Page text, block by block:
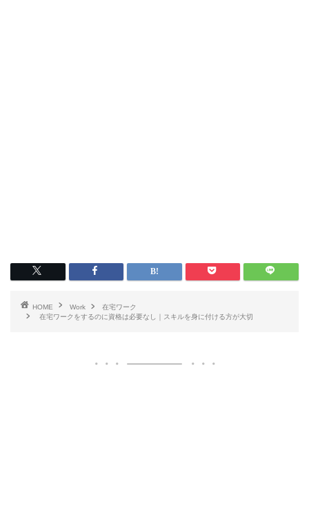
HOME Work
在宅ワーク
在宅ワークをするのに資格は必要なし｜スキルを身に付ける方が大切